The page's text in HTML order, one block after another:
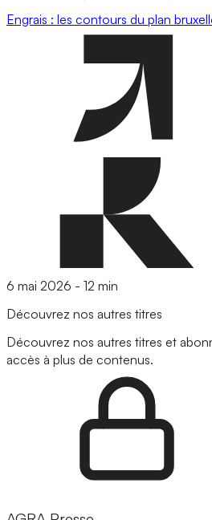
Engrais : les contours du plan
6 mai 2026 - 12 min
Découvrez nos autres titres
Découvrez nos autres titres et
accès à plus de contenus.